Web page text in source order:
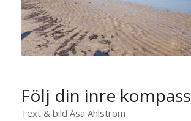
Följ din inre kompass
Text & bild Åsa Ahlström